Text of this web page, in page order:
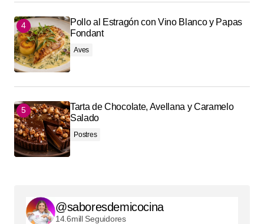
Pollo al Estragón con Vino Blanco y Papas
Fondant
Aves
Tarta de Chocolate, Avellana y Caramelo
Salado
Postres
@saboresdemicocina
14.6mill Seguidores